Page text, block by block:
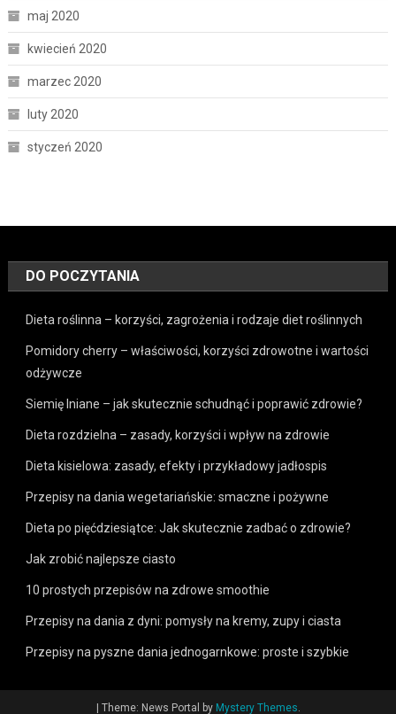
maj 2020
kwiecień 2020
marzec 2020
luty 2020
styczeń 2020
DO POCZYTANIA
Dieta roślinna – korzyści, zagrożenia i rodzaje diet roślinnych
Pomidory cherry – właściwości, korzyści zdrowotne i wartości
odżywcze
Siemię lniane – jak skutecznie schudnąć i poprawić zdrowie?
Dieta rozdzielna – zasady, korzyści i wpływ na zdrowie
Dieta kisielowa: zasady, efekty i przykładowy jadłospis
Przepisy na dania wegetariańskie: smaczne i pożywne
Dieta po pięćdziesiątce: Jak skutecznie zadbać o zdrowie?
Jak zrobić najlepsze ciasto
10 prostych przepisów na zdrowe smoothie
Przepisy na dania z dyni: pomysły na kremy, zupy i ciasta
Przepisy na pyszne dania jednogarnkowe: proste i szybkie
| Theme: News Portal by Mystery Themes